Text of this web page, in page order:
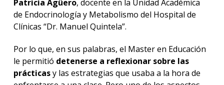
Patricia Agüero, docente en la Unidad Académica
de Endocrinología y Metabolismo del Hospital de
Clínicas “Dr. Manuel Quintela”.
Por lo que, en sus palabras, el Master en Educación
le permitió detenerse a reflexionar sobre las
prácticasy las estrategias que usaba a la hora de